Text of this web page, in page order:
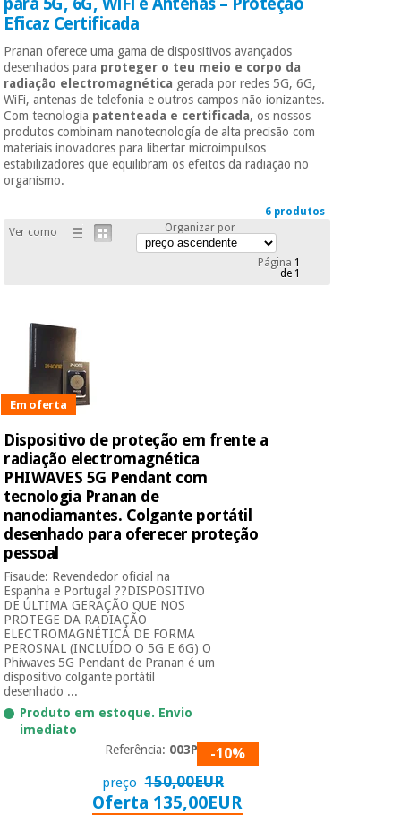
Novidades
Ofertas
Outlet
Tech
Aluguer
Medicina
tradicional
chinesa
Mobiliário
clínico
Gabinetes
terapêuticos
Material de
Aerobic,
fitness
pilates
Desportos
e jogos
Vestuário
sanitário
Veterinária
Ortopedia
Instrumental
cirúrgico
(liquidação)
Novidades
Ofertas
Outlet
Tech
Academy
Aluguer
Material
médico
sanitário
Medicina
tradicional
chinesa
clínico
Material de
proteção
essencial
coronavirus
Aerobic,
fitness e
pilates
Desportos
e jogos
Vestuário
sanitário
Veterinária
Eficaz Certificada
Pranan oferece uma gama de dispositivos avançados
desenhados para proteger o teu meio e corpo da
radiação electromagnética gerada por redes 5G, 6G,
WiFi, antenas de telefonia e outros campos não ionizantes.
Com tecnologia patenteada e certificada, os nossos
produtos combinam nanotecnología de alta precisão com
materiais inovadores para libertar microimpulsos
estabilizadores que equilibram os efeitos da radiação no
organismo.
6 produtos
Ver como
Organizar por
Página 1
de 1
Em oferta
Dispositivo de proteção em frente a
radiação electromagnética
PHIWAVES 5G Pendant com
tecnologia Pranan de
nanodiamantes. Colgante portátil
desenhado para oferecer proteção
pessoal
Fisaude: Revendedor oficial na
Espanha e Portugal ??DISPOSITIVO
DE ÚLTIMA GERAÇÃO QUE NOS
PROTEGE DA RADIAÇÃO
ELECTROMAGNÉTICA DE FORMA
PEROSNAL (INCLUÍDO O 5G E 6G) O
Phiwaves 5G Pendant de Pranan é um
dispositivo colgante portátil
desenhado ...
Produto em estoque. Envio
imediato
Referência: 003PHG-10%
preço 150,00EUR
Oferta 135,00EUR